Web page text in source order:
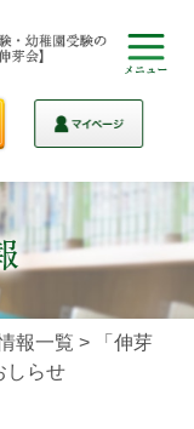
報一覧 >
「伸芽
しらせ